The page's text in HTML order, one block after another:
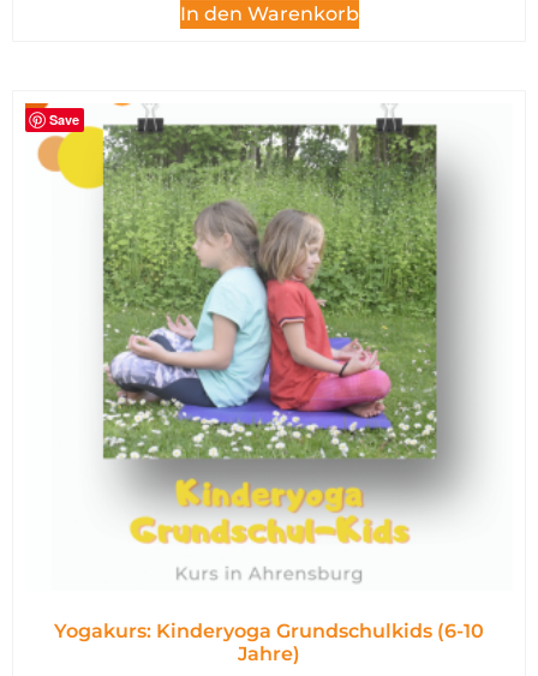
In den Warenkorb
Save
Yogakurs: Kinderyoga Grundschulkids (6-10
Jahre)